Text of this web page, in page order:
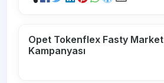
Opet Tokenflex Fasty
Kampanyası